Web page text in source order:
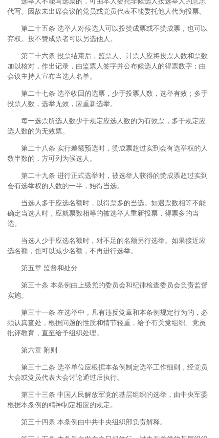
代写。因故未出席会议的党员或党员代表不能委托他人代为投票。
第二十五条 选举人对候选人可以投赞成票或不赞成票，也可以
弃权。投不赞成票者可以另选他人。
第二十六条 投票结束后，监票人、计票人应将投票人数和票数
加以核对，作出记录，由监票人签字并公布候选人的得票数字；由
会议主持人宣布当选人名单。
第二十七条 选举收回的选票，少于投票人数，选举有效；多于
投票人数，选举无效，应重新选举。
每一选票所选人数少于规定应选人数的为有效票，多于规定应
选人数的为无效票。
第二十八条 实行差额预选时，赞成票超过实到会有选举权的人
数半数的，方可列为候选人。
第二十九条 进行正式选举时，被选举人获得的赞成票超过实到
会有选举权的人数的一半，始得当选。
当选人多于应选名额时，以得票多的当选。如遇票数相等不能
确定当选人时，应就票数相等的被选举人重新投票，得票多的当
选。
当选人少于应选名额时，对不足的名额另行选举。如果接近应
选名额，也可以减少名额，不再进行选举。
第五章 监督和处分
第三十条 本条例由上级党的委员会和纪律检查委员会负责监督
实施。
第三十一条 在选举中，凡有违反党章和本条例规定行为的，必
须认真查处，根据问题的性质和情节轻重，给予有关党组织、党员
批评教育，直至给予组织处理。
第六章 附则
第三十二条 选举单位应根据本条例制定选举工作细则，经党员
大会或党员代表大会讨论通过后执行。
第三十三条 中国人民解放军党的基层组织的选举，由中央军委
根据本条例的精神制定相应的规定。
第三十四条 本条例由中共中央组织部负责解释。